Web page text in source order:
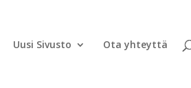
Uusi Sivusto Ota yhteyttä